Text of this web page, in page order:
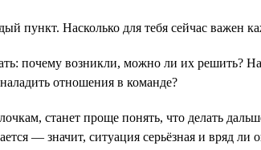
пункт. Насколько для тебя сейчас важен
почему возникли, можно ли их решить?
отношения в команде?
станет проще понять, что делать
— значит, ситуация серьёзная и вряд ли